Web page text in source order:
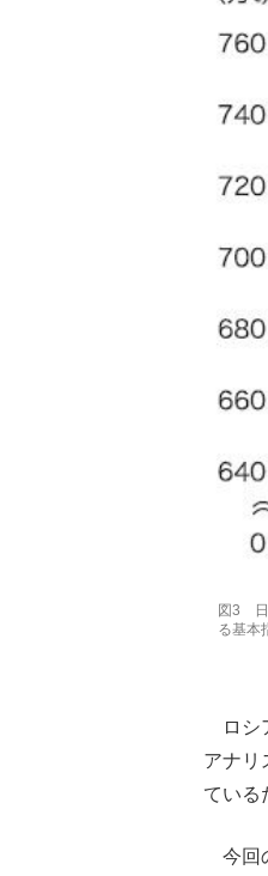
図3 日
る基本
ロシ
アナリ
ている
今回